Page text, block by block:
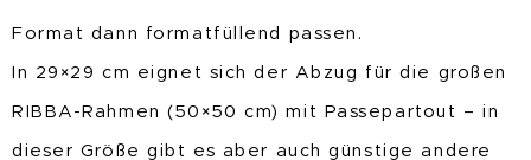
Format dann formatfüllend passen.
In 29×29 cm eignet sich der Abzug für die großen
RIBBA-Rahmen (50×50 cm) mit Passepartout – in
dieser Größe gibt es aber auch günstige andere